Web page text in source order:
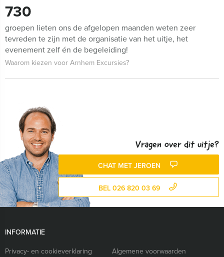
730
groepen lieten ons de afgelopen maanden weten zeer
tevreden te zijn met de organisatie van het uitje, het
evenement zelf én de begeleiding!
Waarom kiezen voor Arnhem Excursies?
Vragen over dit uitje?
CHAT MET JEROEN
BEL 026 820 03 69
INFORMATIE
Privacy- en cookieverklaring
Algemene voorwaarden